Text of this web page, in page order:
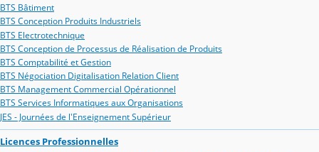
BTS Bâtiment
BTS Conception Produits Industriels
BTS Electrotechnique
BTS Conception de Processus de Réalisation de Produits
BTS Comptabilité et Gestion
BTS Négociation Digitalisation Relation Client
BTS Management Commercial Opérationnel
BTS Services Informatiques aux Organisations
JES - Journées de l'Enseignement Supérieur
Licences Professionnelles